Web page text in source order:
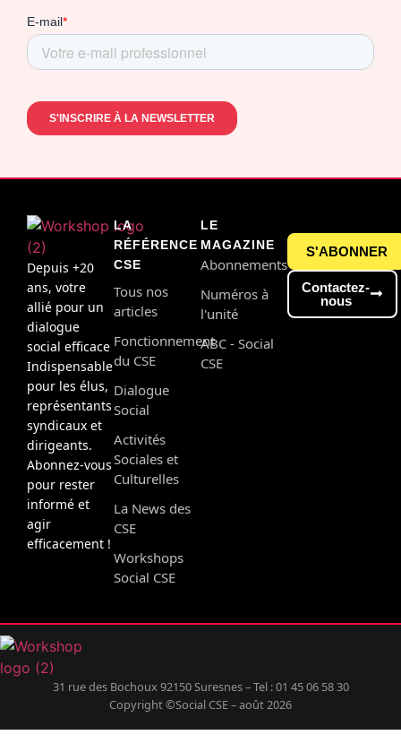
Depuis +20
ans, votre
allié pour un
dialogue
social efficace
Indispensable
pour les élus,
représentants
syndicaux et
dirigeants.
Abonnez-vous
pour rester
informé et
agir
efficacement !
LA
RÉFÉRENCE
CSE
Tous nos
articles
Fonctionnement
du CSE
Dialogue
Social
Activités
Sociales et
Culturelles
La News des
CSE
Workshops
Social CSE
LE
MAGAZINE
Abonnements
Numéros à
l'unité
ABC - Social
CSE
S'ABONNER
Contactez-
nous
31 rue des Bochoux 92150 Suresnes – Tel : 01 45 06 58 30
Copyright ©Social CSE – août 2026